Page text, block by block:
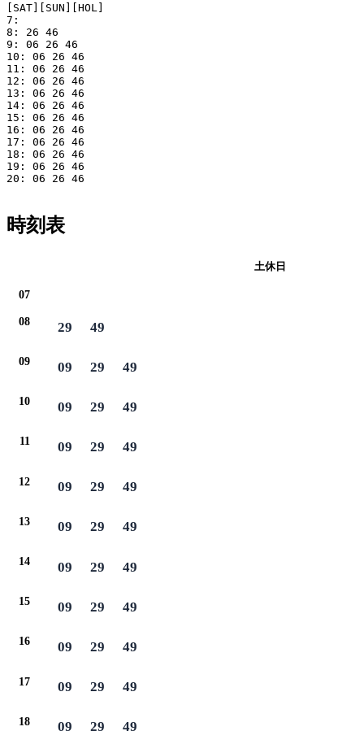
[SAT][SUN][HOL]
7:
8: 26 46
9: 06 26 46
10: 06 26 46
11: 06 26 46
12: 06 26 46
13: 06 26 46
14: 06 26 46
15: 06 26 46
16: 06 26 46
17: 06 26 46
18: 06 26 46
19: 06 26 46
20: 06 26 46
時刻表
土休日
07
08 29 49
09 09 29 49
10 09 29 49
11 09 29 49
12 09 29 49
13 09 29 49
14 09 29 49
15 09 29 49
16 09 29 49
17 09 29 49
18 09 29 49